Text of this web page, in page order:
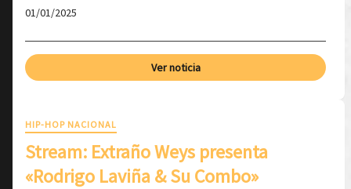
01/01/2025
Ver noticia
HIP-HOP NACIONAL
Stream: Extraño Weys presenta
«Rodrigo Laviña & Su Combo»